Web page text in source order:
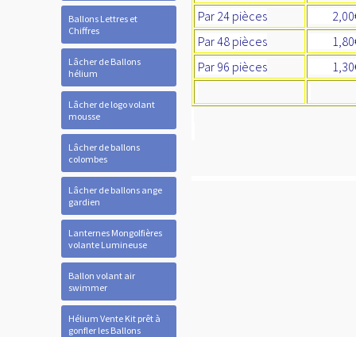
Ballons Lettres et
Chiffres
Lâcher de Ballons
hélium
Lâcher de logo volant
mousse
Lâcher de ballons
colombes
Lâcher de ballons ange
gardien
Lanternes Mongolfières
volante Lumineuse
Ballon volant air
swimmer
Hélium Vente Kit prêt à
gonfler les Ballons
Par 24 pièces
Par 48 pièces
Par 96 pièces